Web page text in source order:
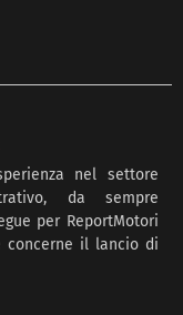
nel settore
da sempre
per ReportMotori
il lancio di